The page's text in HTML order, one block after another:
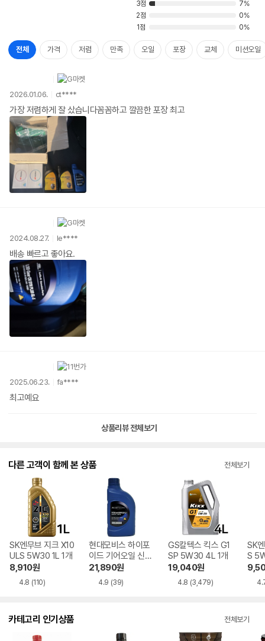
3점
7%
2점
0%
1점
0%
전체 가격 저렴 만족 오일 포장 교체 미션오일
2026.01.06. ct****
가장 저렴하게 잘 샀습니다꼼꼼하고 깔끔한 포장 최고
2024.08.27. le****
배송 빠르고 좋아요.
2025.06.23. fa****
최고예요
상품리뷰 전체보기
다른 고객이 함께 본 상품 전체보기
SK엔무브 지크 X10
ULS 5W30 1L 1개
8,910원
4.8 (110)
현대모비스 하이포
이드 기어오일 신
플러스 GL-5 1L
21,890원
4.9 (39)
GS칼텍스 킥스 G1
SP 5W30 4L 1개
19,040원
4.8 (3,479)
SK
S
카테고리 인기상품 전체보기